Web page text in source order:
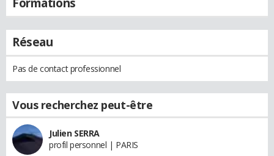
Réseau
Pas de contact professionnel
Vous recherchez peut-être
Julien SERRA
profil personnel | PARIS